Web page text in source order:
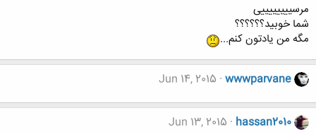
مرسییییییییی
شما خوبید؟؟؟؟؟؟
مگه من یادتون کنم...
wwwparvane
Jun 14, 2015
hassan2010
Jun 13, 2015